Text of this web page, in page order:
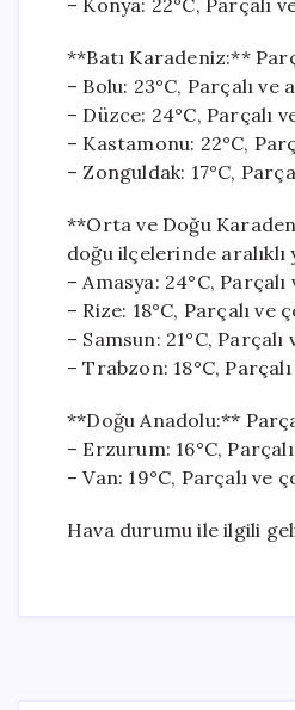
– Konya: 22°C, Parçalı
**Batı Karadeniz:**
– Bolu: 23°C, Parçalı ve
– Düzce: 24°C, Parçalı
– Kastamonu: 22°C,
– Zonguldak: 17°C,
**Orta ve Doğu
doğu ilçelerinde aralıklı
– Amasya: 24°C,
– Rize: 18°C, Parçalı ve
– Samsun: 21°C,
– Trabzon: 18°C,
**Doğu Anadolu:**
– Erzurum: 16°C,
– Van: 19°C, Parçalı ve
Hava durumu ile ilgili